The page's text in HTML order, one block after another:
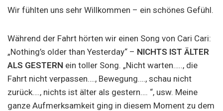
Wir fühlten uns sehr Willkommen – ein schönes Gefühl.
Während der Fahrt hörten wir einen Song von Cari Cari:
„Nothing’s older than Yesterday“ – NICHTS IST ÄLTER
ALS GESTERN ein toller Song. „Nicht warten….., die
Fahrt nicht verpassen…., Bewegung…., schau nicht
zurück…., nichts ist älter als gestern…. “, usw. Meine
ganze Aufmerksamkeit ging in diesem Moment zu dem